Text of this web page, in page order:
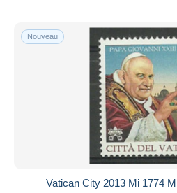
Monde entier
Appliquer
Nouveau
Vatican City 2013 Mi 1774